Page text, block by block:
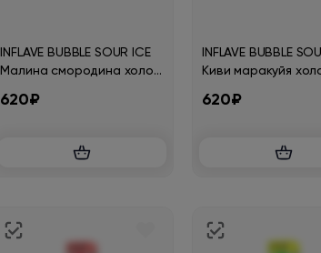
INFLAVE BUBBLE SOUR ICE
Малина смородина холод
620₽
INFLAVE BUBBLE
Киви маракуйя
620₽